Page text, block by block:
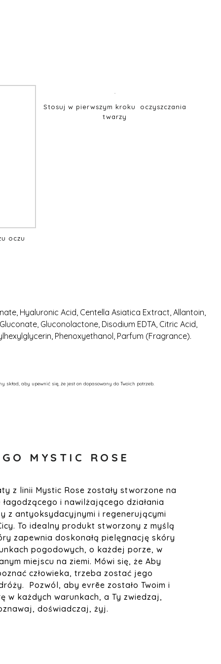
oczu
Stosuj w pierwszym kroku oczyszczania
twarzy
Hyaluronic Acid, Centella Asiatica Extract, Allantoin,
Gluconolactone, Disodium EDTA, Citric Acid,
Phenoxyethanol, Parfum (Fragrance).
aby upewnić się, że jest on dopasowany do Twoich potrzeb.
MYSTIC ROSE
z linii Mystic Rose zostały stworzone na
łagodzącego i nawilżającego działania
z antyoksydacyjnymi i regenerującymi
To idealny produkt stworzony z myślą
zapewnia doskonałą pielęgnację skóry
pogodowych, o każdej porze, w
miejscu na ziemi. Mówi się, że Aby
człowieka, trzeba zostać jego
Pozwól, aby evrēe zostało Twoim i
w każdych warunkach, a Ty zwiedzaj,
doświadczaj, żyj.